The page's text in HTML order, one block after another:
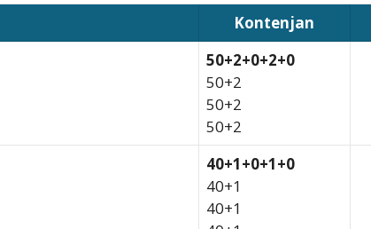
Kontenjan
50+2+0+2+0
50+2
50+2
50+2
40+1+0+1+0
40+1
40+1